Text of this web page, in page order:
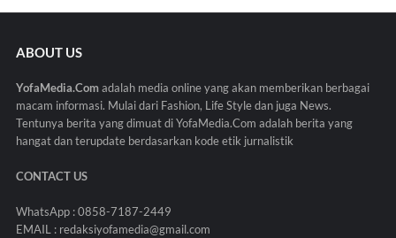
ABOUT US
YofaMedia.Comadalah media online yang akan memberikan berbagai
macam informasi. Mulai dari Fashion, Life Style dan juga News.
Tentunya berita yang dimuat di YofaMedia.Com adalah berita yang
hangat dan terupdate berdasarkan kode etik jurnalistik
CONTACT US
WhatsApp : 0858-7187-2449
EMAIL : redaksiyofamedia@gmail.com